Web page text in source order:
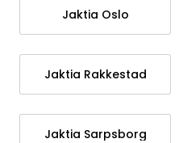
Jaktia Oslo
Jaktia Rakkestad
Jaktia Sarpsborg